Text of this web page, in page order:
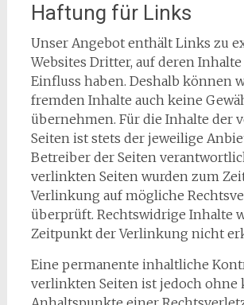
Haftung für Links
Unser Angebot enthält Links zu
Websites Dritter, auf deren
Einfluss haben. Deshalb können
fremden Inhalte auch keine
übernehmen. Für die Inhalte der
Seiten ist stets der jeweilige
Betreiber der Seiten
verlinkten Seiten wurden zum
Verlinkung auf mögliche
überprüft. Rechtswidrige Inhalte
Zeitpunkt der Verlinkung nicht
Eine permanente inhaltliche
verlinkten Seiten ist jedoch ohne